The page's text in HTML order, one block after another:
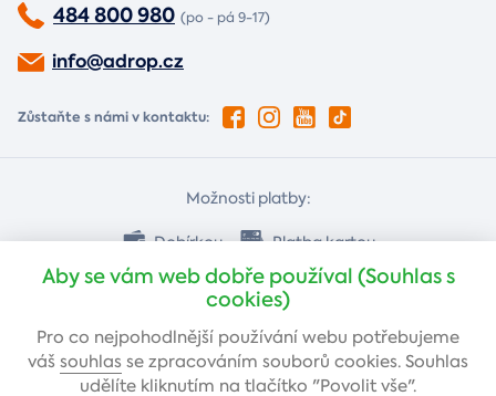
484 800 980 (po - pá 9-17)
info@adrop.cz
Zůstaňte s námi v kontaktu:
Možnosti platby:
Dobírkou Platba kartou
Bankovním převodem
Aby se vám web dobře používal (Souhlas s
cookies)
Pro co nejpohodlnější používání webu potřebujeme
váš souhlas se zpracováním souborů cookies. Souhlas
udělíte kliknutím na tlačítko "Povolit vše".